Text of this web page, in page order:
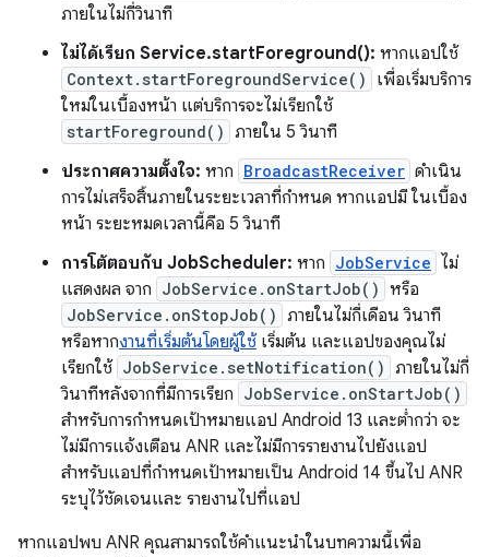
ภายในไม่กี่วินาที
ไม่ได้เรียก Service.startForeground(): หากแอปใช้
Context.startForegroundService()
เพื่อเริ่มบริการ
ใหม่ในเบื้องหน้า แต่บริการจะไม่เรียกใช้
startForeground() ภายใน 5 วินาที
ประกาศความตั้งใจ: หาก BroadcastReceiver ดำเนิน
การไม่เสร็จสิ้นภายในระยะเวลาที่กำหนด หากแอปมี ในเบื้อง
หน้า ระยะหมดเวลานี้คือ 5 วินาที
การโต้ตอบกับ JobScheduler: หาก JobService ไม่
แสดงผล จาก JobService.onStartJob() หรือ
JobService.onStopJob() ภายในไม่กี่เดือน วินาที
หรือหากงานที่เริ่มต้นโดยผู้ใช้ เริ่มต้น และแอปของคุณไม่
เรียกใช้ JobService.setNotification() ภายในไม่กี่
วินาทีหลังจากที่มีการเรียก JobService.onStartJob()
สำหรับการกำหนดเป้าหมายแอป Android 13 และต่ำกว่า จะ
ไม่มีการแจ้งเตือน ANR และไม่มีการรายงานไปยังแอป
สำหรับแอปที่กำหนดเป้าหมายเป็น Android 14 ขึ้นไป ANR
ระบุไว้ชัดเจนและ รายงานไปที่แอป
หากแอปพบ ANR คุณสามารถใช้คำแนะนำในบทความนี้เพื่อ